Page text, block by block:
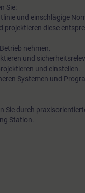
Sie:
und einschlägige
projektieren diese
nehmen.
und
und einstellen.
Systemen und
Sie durch
Station.